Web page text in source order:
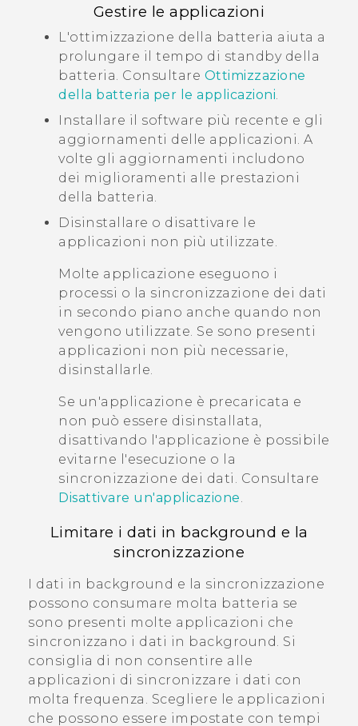
Gestire le applicazioni
L'ottimizzazione della batteria aiuta a
prolungare il tempo di standby della
batteria. Consultare Ottimizzazione
della batteria per le applicazioni
Installare il software più recente e gli
aggiornamenti delle applicazioni. A
volte gli aggiornamenti includono
dei miglioramenti alle prestazioni
della batteria.
Disinstallare o disattivare le
applicazioni non più utilizzate.
Molte applicazione eseguono i
processi o la sincronizzazione dei dati
in secondo piano anche quando non
vengono utilizzate. Se sono presenti
applicazioni non più necessarie,
disinstallarle.
Se un'applicazione è precaricata e
non può essere disinstallata,
disattivando l'applicazione è possibile
evitarne l'esecuzione o la
sincronizzazione dei dati. Consultare
Disattivare un'applicazione
Limitare i dati in background e la
sincronizzazione
I dati in background e la sincronizzazione
possono consumare molta batteria se
sono presenti molte applicazioni che
sincronizzano i dati in background. Si
consiglia di non consentire alle
applicazioni di sincronizzare i dati con
molta frequenza. Scegliere le applicazioni
che possono essere impostate con tempi